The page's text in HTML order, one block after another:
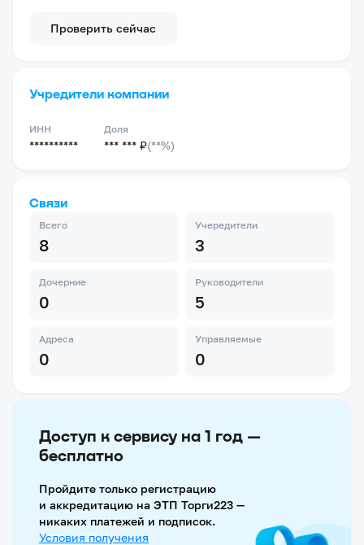
Проверить сейчас
Учредители компании
ИНН
**********
Доля
*** *** ₽(**%)
Связи
Всего
8
Учередители
3
Дочерние
0
Руководители
5
Адреса
0
Управляемые
0
Доступ к сервису на 1 год —
бесплатно
Пройдите только регистрацию
и аккредитацию на ЭТП Торги223 —
никаких платежей и подписок.
Условия получения